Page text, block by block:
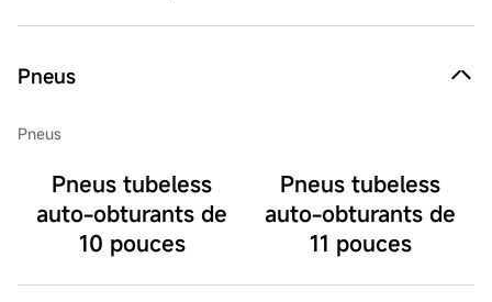
Pneus
Pneus
Pneus tubeless
auto-obturants de
10 pouces
Pneus tubeless
auto-obturants de
11 pouces